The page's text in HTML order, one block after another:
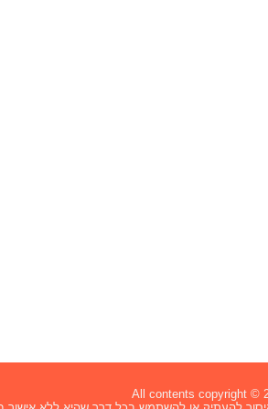
All contents copyright ©